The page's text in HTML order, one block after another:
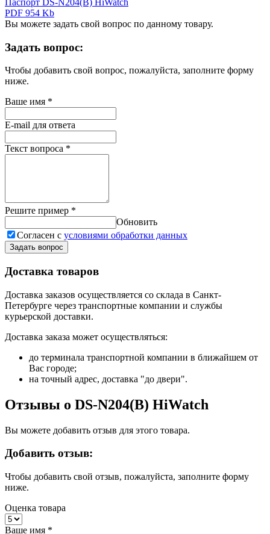
Паспорт DS-N204(B) HiWatch
PDF 954 Kb
Вы можете задать свой вопрос по данному товару.
Задать вопрос:
Чтобы добавить свой вопрос, пожалуйста, заполните форму
ниже.
Ваше имя *
E-mail для ответа
Текст вопроса *
Решите пример *
Обновить
Согласен с условиями обработки данных
Задать вопрос
Доставка товаров
Доставка заказов осуществляется со склада в Санкт-
Петербурге через транспортные компании и службы
курьерской доставки.
Доставка заказа может осуществляться:
до терминала транспортной компании в ближайшем от
Вас городе;
на точный адрес, доставка "до двери".
Отзывы о DS-N204(B) HiWatch
Вы можете добавить отзыв для этого товара.
Добавить отзыв:
Чтобы добавить свой отзыв, пожалуйста, заполните форму
ниже.
Оценка товара
Ваше имя *